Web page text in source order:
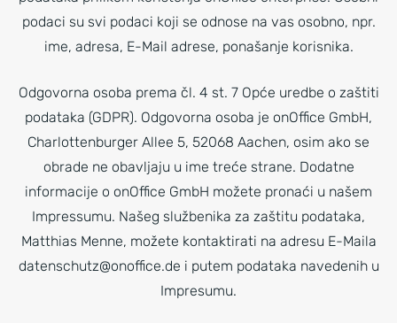
podaci su svi podaci koji se odnose na vas osobno, npr.
ime, adresa, E-Mail adrese, ponašanje korisnika.
Odgovorna osoba prema čl. 4 st. 7 Opće uredbe o zaštiti
podataka (GDPR). Odgovorna osoba je onOffice GmbH,
Charlottenburger Allee 5, 52068 Aachen, osim ako se
obrade ne obavljaju u ime treće strane. Dodatne
informacije o onOffice GmbH možete pronaći u našem
Impressumu. Našeg službenika za zaštitu podataka,
Matthias Menne, možete kontaktirati na adresu E-Maila
datenschutz@onoffice.de i putem podataka navedenih u
Impresumu.